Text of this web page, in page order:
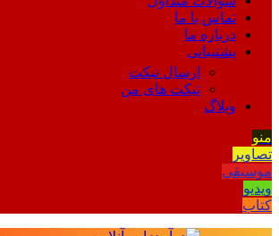
تماس با ما
درباره ما
پشتیبانی
ارسال تیکت
تیکت های من
وبلاگ
منو
تصاویر
موسیقی
ویدیو
کتاب